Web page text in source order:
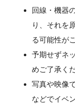
回線・機器
り、それを
る可能性が
予期せずネ
めご了承く
写真や映像
などでイベ